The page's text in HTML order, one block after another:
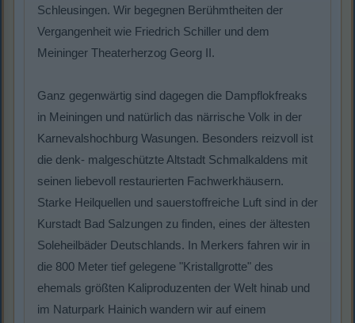
Schleusingen. Wir begegnen Berühmtheiten der
Vergangenheit wie Friedrich Schiller und dem
Meininger Theaterherzog Georg II.
Ganz gegenwärtig sind dagegen die Dampflokfreaks
in Meiningen und natürlich das närrische Volk in der
Karnevalshochburg Wasungen. Besonders reizvoll ist
die denk- malgeschützte Altstadt Schmalkaldens mit
seinen liebevoll restaurierten Fachwerkhäusern.
Starke Heilquellen und sauerstoffreiche Luft sind in der
Kurstadt Bad Salzungen zu finden, eines der ältesten
Soleheilbäder Deutschlands. In Merkers fahren wir in
die 800 Meter tief gelegene "Kristallgrotte" des
ehemals größten Kaliproduzenten der Welt hinab und
im Naturpark Hainich wandern wir auf einem